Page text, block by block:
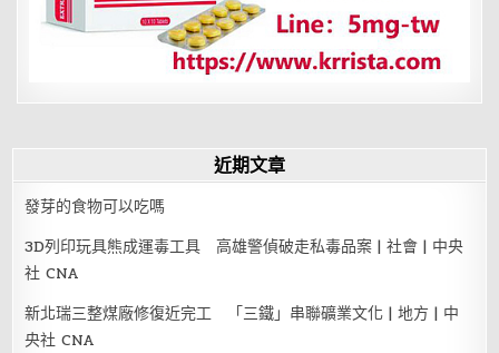
近期文章
發芽的食物可以吃嗎
3D列印玩具熊成運毒工具 高雄警偵破走私毒品案 | 社會 | 中央
社 CNA
新北瑞三整煤廠修復近完工 「三鐵」串聯礦業文化 | 地方 | 中
央社 CNA